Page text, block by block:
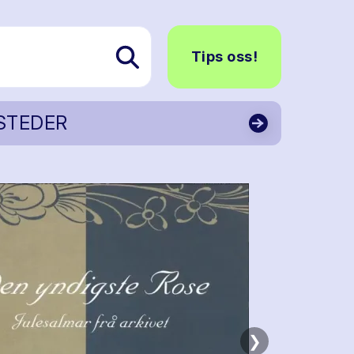
Tips oss!
❯